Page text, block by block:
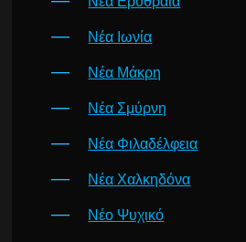
Νέα Ιωνία
Νέα Μάκρη
Νέα Σμύρνη
Νέα Φιλαδέλφεια
Νέα Χαλκηδόνα
Νέο Ψυχικό